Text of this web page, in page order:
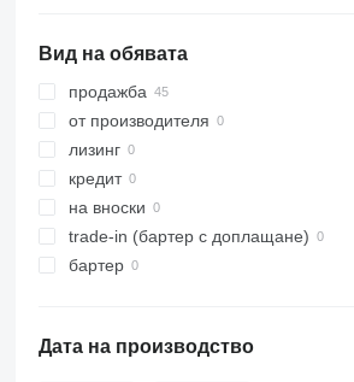
Вид на обявата
продажба
от производителя
лизинг
кредит
на вноски
trade-in (бартер с доплащане)
бартер
Дата на производство